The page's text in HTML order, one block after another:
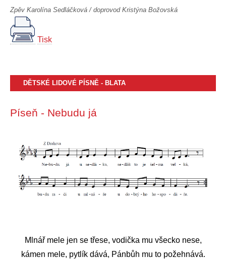
Zpěv Karolína Sedláčková / doprovod Kristýna Božovská
Tisk
DĚTSKÉ LIDOVÉ PÍSNĚ - BLATA
Píseň - Nebudu já
Mlnář mele jen se třese, vodička mu všecko nese,
kámen mele, pytlík dává, Pánbůh mu to požehnává.